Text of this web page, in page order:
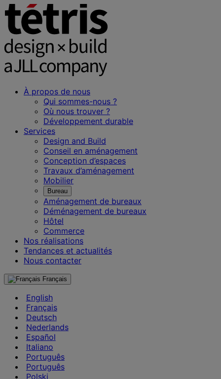
À propos de nous
Qui sommes-nous ?
Où nous trouver ?
Développement durable
Services
Design and Build
Conseil en aménagement
Conception d’espaces
Travaux d’aménagement
Mobilier
Bureau
Aménagement de bureaux
Déménagement de bureaux
Hôtel
Commerce
Nos réalisations
Tendances et actualités
Nous contacter
Français
English
Français
Deutsch
Nederlands
Español
Italiano
Português
Português
Polski